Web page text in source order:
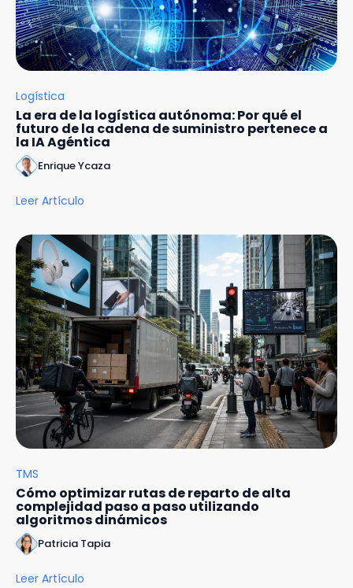
Logística
La era de la logística autónoma: Por qué el
futuro de la cadena de suministro pertenece a
la IA Agéntica
Enrique Ycaza
Leer Artículo
TMS
Cómo optimizar rutas de reparto de alta
complejidad paso a paso utilizando
algoritmos dinámicos
Patricia Tapia
Leer Artículo